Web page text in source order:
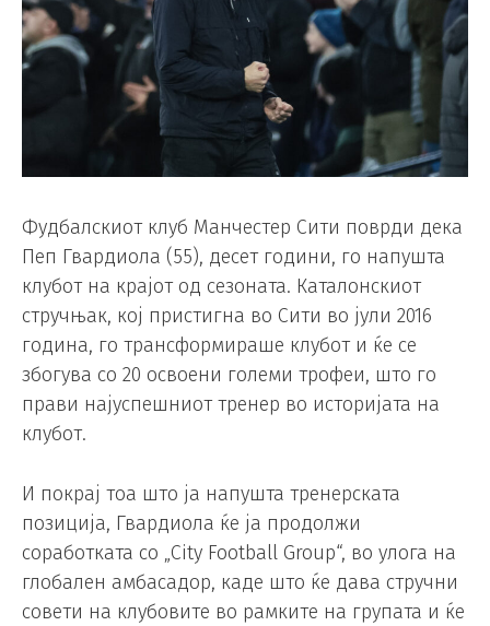
Фудбалскиот клуб Манчестер Сити поврди дека
Пеп Гвардиола (55), десет години, го напушта
клубот на крајот од сезоната. Каталонскиот
стручњак, кој пристигна во Сити во јули 2016
година, го трансформираше клубот и ќе се
збогува со 20 освоени големи трофеи, што го
прави најуспешниот тренер во историјата на
клубот.
И покрај тоа што ја напушта тренерската
позиција, Гвардиола ќе ја продолжи
соработката со „City Football Group“, во улога на
глобален амбасадор, каде што ќе дава стручни
совети на клубовите во рамките на групата и ќе